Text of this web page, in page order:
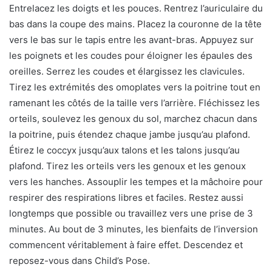
Entrelacez les doigts et les pouces. Rentrez l’auriculaire du
bas dans la coupe des mains. Placez la couronne de la tête
vers le bas sur le tapis entre les avant-bras. Appuyez sur
les poignets et les coudes pour éloigner les épaules des
oreilles. Serrez les coudes et élargissez les clavicules.
Tirez les extrémités des omoplates vers la poitrine tout en
ramenant les côtés de la taille vers l’arrière. Fléchissez les
orteils, soulevez les genoux du sol, marchez chacun dans
la poitrine, puis étendez chaque jambe jusqu’au plafond.
Étirez le coccyx jusqu’aux talons et les talons jusqu’au
plafond. Tirez les orteils vers les genoux et les genoux
vers les hanches. Assouplir les tempes et la mâchoire pour
respirer des respirations libres et faciles. Restez aussi
longtemps que possible ou travaillez vers une prise de 3
minutes. Au bout de 3 minutes, les bienfaits de l’inversion
commencent véritablement à faire effet. Descendez et
reposez-vous dans Child’s Pose.